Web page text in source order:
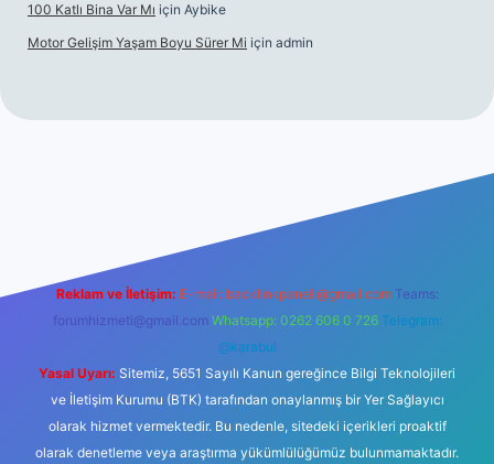
100 Katlı Bina Var Mı için Aybike
Motor Gelişim Yaşam Boyu Sürer Mi için admin
Reklam ve İletişim: E-mail: backlinkpaneli@gmail.com Teams:
forumhizmeti@gmail.com Whatsapp: 0262 606 0 726 Telegram:
@karabul
Yasal Uyarı: Sitemiz, 5651 Sayılı Kanun gereğince Bilgi Teknolojileri
ve İletişim Kurumu (BTK) tarafından onaylanmış bir Yer Sağlayıcı
olarak hizmet vermektedir. Bu nedenle, sitedeki içerikleri proaktif
olarak denetleme veya araştırma yükümlülüğümüz bulunmamaktadır.